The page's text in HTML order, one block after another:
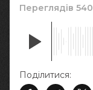
Переглядів 540
Поділитися: